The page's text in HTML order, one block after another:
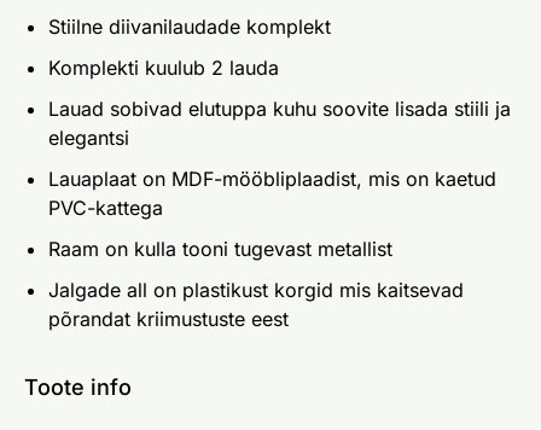
Stiilne diivanilaudade komplekt
Komplekti kuulub 2 lauda
Lauad sobivad elutuppa kuhu soovite lisada stiili ja
elegantsi
Lauaplaat on MDF-mööbliplaadist, mis on kaetud
PVC-kattega
Raam on kulla tooni tugevast metallist
Jalgade all on plastikust korgid mis kaitsevad
põrandat kriimustuste eest
Toote info